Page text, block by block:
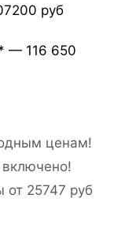
руб
— 116 650
ценам!
включено!
25747 руб